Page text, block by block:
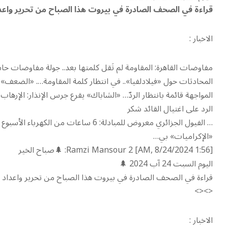
قراءة في الصحف الصادرة في بيروت هذا الصباح من تحرير
الاخبار :
مفاوضات القاهرة: المقاومة لم تَقل كلمتها بعد.. جولة
المحادثات حول «فيلادلفيا».. في انتظار كلمة المقاومة….
المواجهة قائمة بانتظار الردّ… «الشاباك» يقرع جرس الإنذار:
الرد على اغتيال القائد شكر
… الفيول الجزائري معروض للمبادلة:
«الإكراميات» بي…
[1:56 AM, 8/24/2024] Ramzi Mansour 2: 🌲صباح الخير
اليوم السبت 24 آب 2024 🌲
قراءة في الصحف الصادرة في بيروت هذا الصباح من تحرير واعداد
<><>
الاخبار :